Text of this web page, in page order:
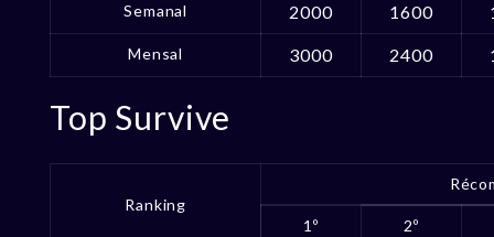
Semanal 2000 1600
Mensal 3000 2400
Top Survive
Ranking
1º 2º